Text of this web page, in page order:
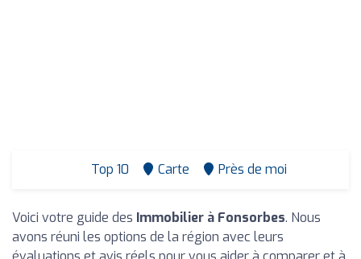
Top 10 Carte Près de moi
Voici votre guide des Immobilier à Fonsorbes. Nous
avons réuni les options de la région avec leurs